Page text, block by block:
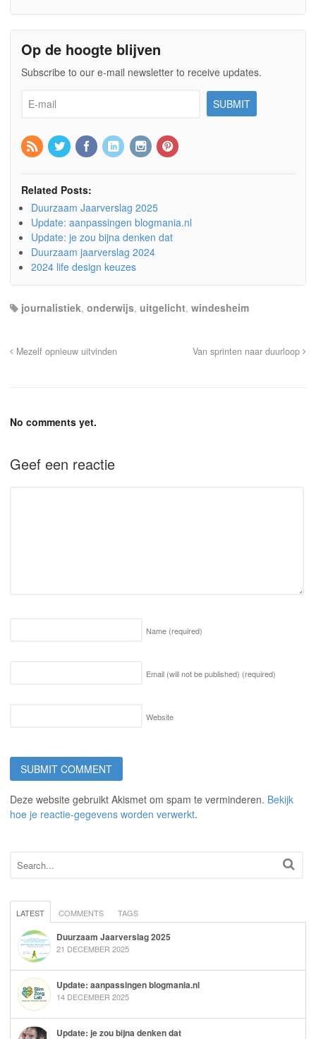
Op de hoogte blijven
Subscribe to our e-mail newsletter to receive updates.
Related Posts:
Duurzaam Jaarverslag 2025
Update: aanpassingen blogmania.nl
Update: je zou bijna denken dat
Duurzaam jaarverslag 2024
2024 life design keuzes
journalistiek, onderwijs, uitgelicht, windesheim
Mezelf opnieuw uitvinden Van sprinten naar duurloop
No comments yet.
Geef een reactie
Name (required)
Email (will not be published) (required)
Website
Deze website gebruikt Akismet om spam te verminderen. Bekijk
hoe je reactie-gegevens worden verwerkt.
LATEST COMMENTS TAGS
Duurzaam Jaarverslag 2025
21 DECEMBER 2025
Update: aanpassingen blogmania.nl
14 DECEMBER 2025
Update: je zou bijna denken dat